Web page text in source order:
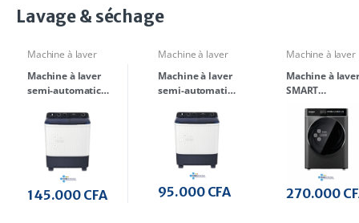
Lavage & séchage
Machine à laver
Machine à laver
semi-automatic
M1217 Double
Cuve 10 kg
145.000 CFA
Machine à laver
Machine à laver
semi-automatic
M1217 Double
Cuve 7kg
95.000 CFA
Machine à laver
Machine à laver
SMART
STML10M
chargement
frontal 10 Kg
270.000